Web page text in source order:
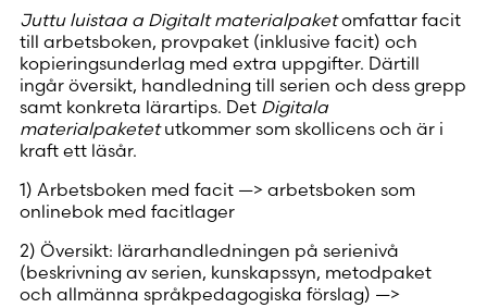
Juttu luistaa a Digitalt materialpaketomfattar facit
till arbetsboken, provpaket (inklusive facit) och
kopieringsunderlag med extra uppgifter. Därtill
ingår översikt, handledning till serien och dess grepp
samt konkreta lärartips. Det Digitala
materialpaketetutkommer som skollicens och är i
kraft ett läsår.
1) Arbetsboken med facit —> arbetsboken som
onlinebok med facitlager
2) Översikt: lärarhandledningen på serienivå
(beskrivning av serien, kunskapssyn, metodpaket
och allmänna språkpedagogiska förslag) —>